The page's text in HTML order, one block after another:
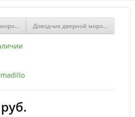
ARMADILLO LY5000 алюминий
Доводчик дверной морозостойкий
руб.